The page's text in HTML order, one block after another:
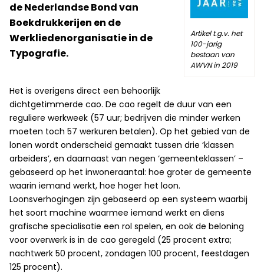
Artikel t.g.v. het
100-jarig
bestaan van
AWVN in 2019
de Nederlandse Bond van
Boekdrukkerijen en de
Werkliedenorganisatie in de
Typografie.
Het is overigens direct een behoorlijk
dichtgetimmerde cao. De cao regelt de duur van een
reguliere werkweek (57 uur; bedrijven die minder werken
moeten toch 57 werkuren betalen). Op het gebied van de
lonen wordt onderscheid gemaakt tussen drie ‘klassen
arbeiders’, en daarnaast van negen ‘gemeenteklassen’ –
gebaseerd op het inwoneraantal: hoe groter de gemeente
waarin iemand werkt, hoe hoger het loon.
Loonsverhogingen zijn gebaseerd op een systeem waarbij
het soort machine waarmee iemand werkt en diens
grafische specialisatie een rol spelen, en ook de beloning
voor overwerk is in de cao geregeld (25 procent extra;
nachtwerk 50 procent, zondagen 100 procent, feestdagen
125 procent).